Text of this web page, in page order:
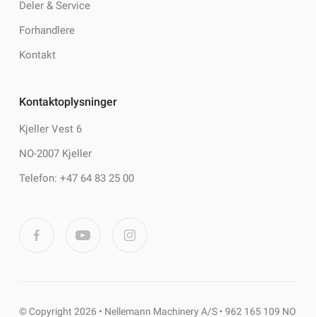
Deler & Service
Forhandlere
Kontakt
Kontaktoplysninger
Kjeller Vest 6
NO-2007 Kjeller
Telefon: +47 64 83 25 00
© Copyright 2026 • Nellemann Machinery A/S • 962 165 109 NO